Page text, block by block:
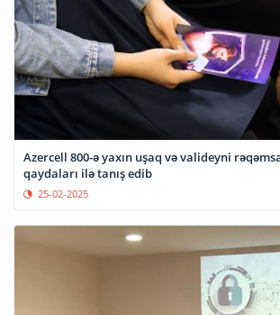
Azercell 800-ə yaxın uşaq və valideyni
qaydaları ilə tanış edib
25-02-2025